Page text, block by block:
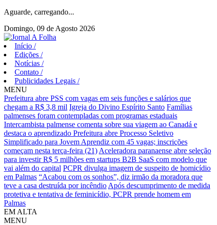
Aguarde, carregando...
Domingo, 09 de Agosto 2026
Início /
Edições /
Notícias /
Contato /
Publicidades Legais /
MENU
Prefeitura abre PSS com vagas em seis funções e salários que
chegam a R$ 3,8 mil Igreja do Divino Espírito Santo Famílias
palmenses foram contempladas com programas estaduais
Intercambista palmense comenta sobre sua viagem ao Canadá e
destaca o aprendizado Prefeitura abre Processo Seletivo
Simplificado para Jovem Aprendiz com 45 vagas; inscrições
começam nesta terça-feira (21) Aceleradora paranaense abre seleção
para investir R$ 5 milhões em startups B2B SaaS com modelo que
vai além do capital PCPR divulga imagem de suspeito de homicídio
em Palmas “Acabou com os sonhos”, diz irmão da moradora que
teve a casa destruída por incêndio Após descumprimento de medida
protetiva e tentativa de feminicídio, PCPR prende homem em
Palmas
EM ALTA
MENU